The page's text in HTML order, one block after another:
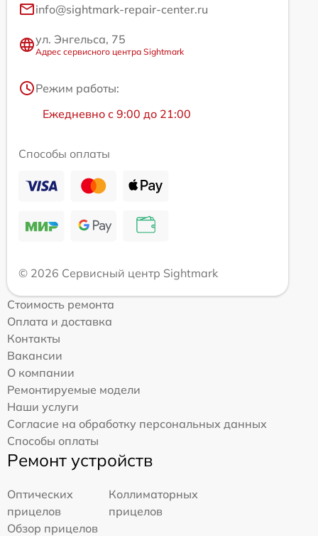
info@sightmark-repair-center.ru
ул. Энгельса, 75
Адрес сервисного центра Sightmark
Режим работы:
Ежедневно с 9:00 до 21:00
Способы оплаты
© 2026 Сервисный центр Sightmark
Стоимость ремонта
Оплата и доставка
Контакты
Вакансии
О компании
Ремонтируемые модели
Наши услуги
Согласие на обработку персональных данных
Способы оплаты
Ремонт устройств
Оптических
прицелов
Коллиматорных
прицелов
Обзор прицелов